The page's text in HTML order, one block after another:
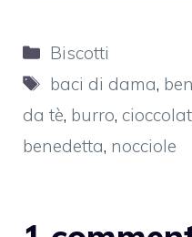
Categorie
Biscotti
Tag
baci di dama,
da tè, burro,
benedetta, nocciole